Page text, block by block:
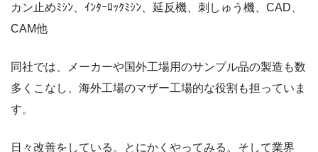
カン止めﾐｼﾝ、ｲﾝﾀｰﾛｯｸﾐｼﾝ、延反機、刺しゅう機、CAD、
CAM他
同社では、メーカーや国外工場用のサンプル品の製造も数
多くこなし、海外工場のマザー工場的な役割も担っていま
す。
日々改善をしている。とにかくやってみる。そして業界